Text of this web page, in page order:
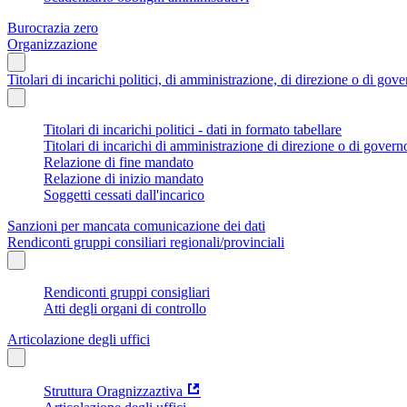
Burocrazia zero
Organizzazione
Titolari di incarichi politici, di amministrazione, di direzione o di
Titolari di incarichi politici - dati in formato tabellare
Titolari di incarichi di amministrazione di direzione o di
Relazione di fine mandato
Relazione di inizio mandato
Soggetti cessati dall'incarico
Sanzioni per mancata comunicazione dei dati
Rendiconti gruppi consiliari regionali/provinciali
Rendiconti gruppi consigliari
Atti degli organi di controllo
Articolazione degli uffici
Struttura Oragnizzaztiva